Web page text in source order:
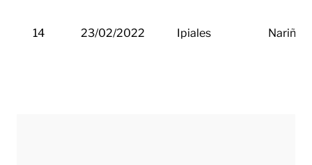
14 23/02/2022 Ipiales Nariño